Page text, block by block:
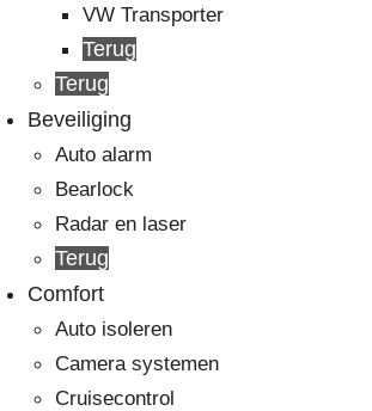
VW Transporter
Terug
Terug
Beveiliging
Auto alarm
Bearlock
Radar en laser
Terug
Comfort
Auto isoleren
Camera systemen
Cruisecontrol